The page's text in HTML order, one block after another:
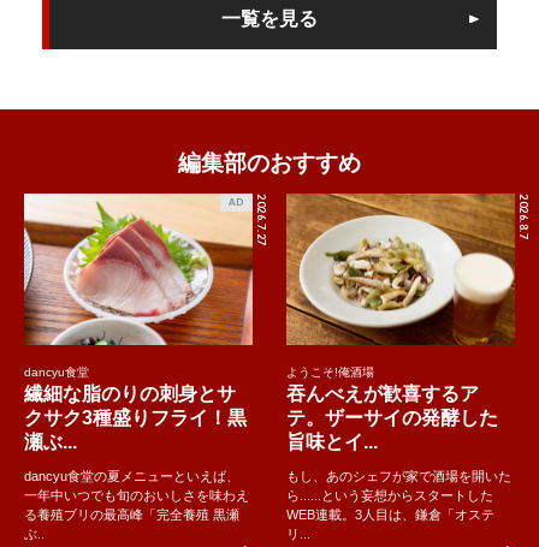
一覧を見る
編集部のおすすめ
2026.7.27
AD
dancyu食堂
繊細な脂のりの刺身とサ
クサク3種盛りフライ！黒
瀬ぶ...
dancyu食堂の夏メニューといえば、
一年中いつでも旬のおいしさを味わえ
る養殖ブリの最高峰「完全養殖 黒瀬
ぶ..
2026.8.7
ようこそ!俺酒場
吞んべえが歓喜するア
テ。ザーサイの発酵した
旨味とイ...
もし、あのシェフが家で酒場を開いた
ら......という妄想からスタートした
WEB連載。3人目は、鎌倉「オステ
リ...